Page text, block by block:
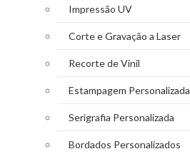
Impressão UV
Corte e Gravação a Laser
Recorte de Vinil
Estampagem Personalizada
Serigrafia Personalizada
Bordados Personalizados